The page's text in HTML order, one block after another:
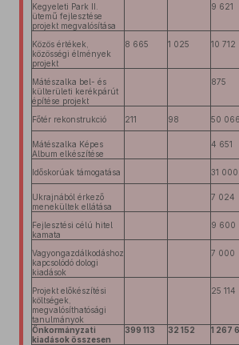
Kegyeleti Park II.
ütemű fejlesztése
projekt megvalósítása
9 621
Közös értékek,
közösségi élmények
projekt
8 665 1 025 10 712
Mátészalka bel- és
külterületi kerékpárút
építése projekt
875
Főtér rekonstrukció 211 98 50 066
Mátészalka Képes
Album elkészítése
4 651
Időskorúak támogatása 31 000
Ukrajnából érkező
menekültek ellátása
7 024
Fejlesztési célú hitel
kamata
9 600
Vagyongazdálkodáshoz
kapcsolódó dologi
kiadások
7 000
Projekt előkészítési
költségek,
megvalósíthatósági
tanulmányok
25 114
Önkormányzati
kiadások összesen
399 113 32 152 1 267